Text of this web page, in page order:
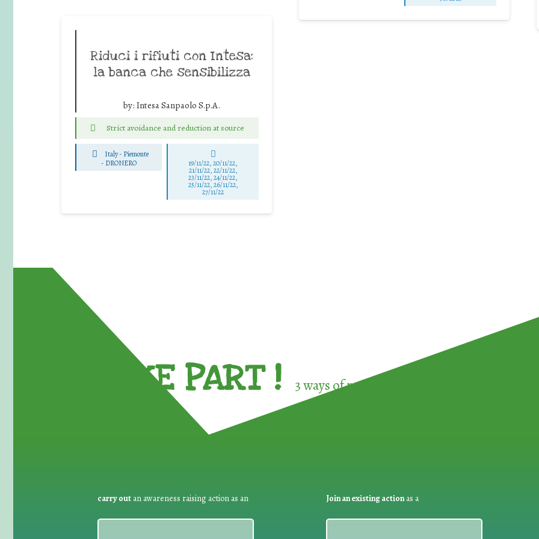
Riduci i rifiuti con Intesa:
la banca che sensibilizza
by: Intesa Sanpaolo S.p.A.
Strict avoidance and reduction at source
Italy - Piemonte
- DRONERO 19/11/22, 20/11/22,
21/11/22, 22/11/22,
23/11/22, 24/11/22,
25/11/22, 26/11/22,
27/11/22
TAKE PART ! 3 ways of participating in the
carry out an awareness raising action as an Join an existing actionas a